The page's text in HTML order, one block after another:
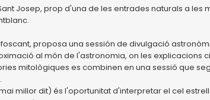
Josep, prop d'una de les entrades naturals a les
proposa una sessión de divulgació
al món de l'astronomia, on les explicacions
mitològiques es combinen en una sessió que
millor dit) és l'oportunitat d'interpretar el cel